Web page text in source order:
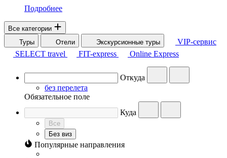
Подробнее
Все категории
Туры
Отели Экскурсионные туры
VIP-сервис
SELECT travel
FIT-express Online Express
Откуда
без перелета
Обязательное поле
Куда
Все
Без виз
Популярные направления